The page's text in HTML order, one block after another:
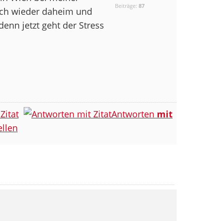
Beiträge: 87
wieder daheim und
jetzt geht der Stress
Antworten mit